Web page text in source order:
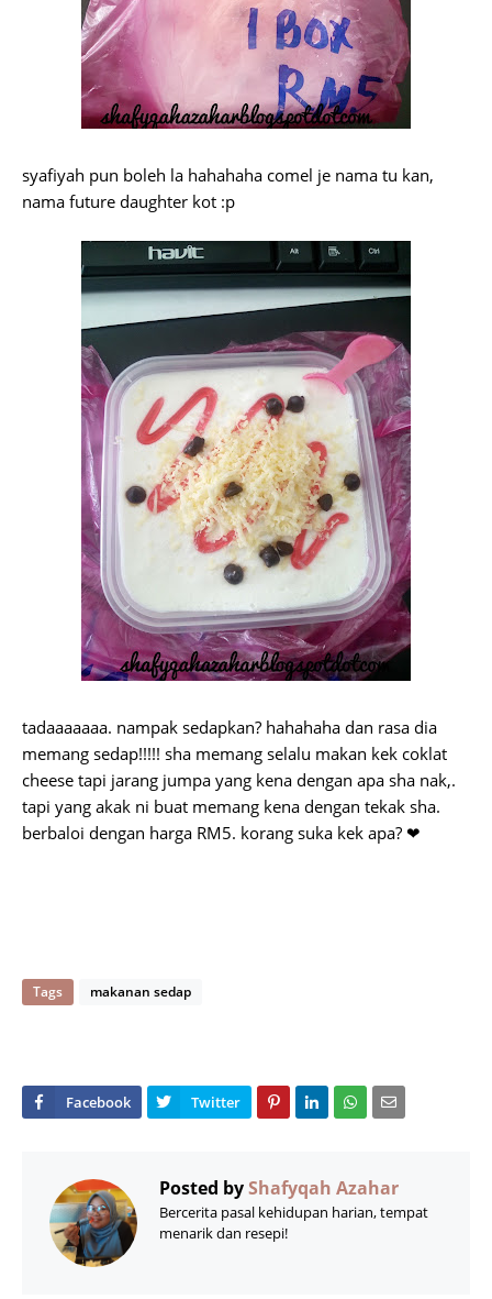
syafiyah pun boleh la hahahaha comel je nama tu kan,
nama future daughter kot :p
tadaaaaaaa. nampak sedapkan? hahahaha dan rasa dia
memang sedap!!!!! sha memang selalu makan kek coklat
cheese tapi jarang jumpa yang kena dengan apa sha nak,.
tapi yang akak ni buat memang kena dengan tekak sha.
berbaloi dengan harga RM5. korang suka kek apa? ❤
Tags makanan sedap
Posted byShafyqah Azahar
Bercerita pasal kehidupan harian, tempat
menarik dan resepi!